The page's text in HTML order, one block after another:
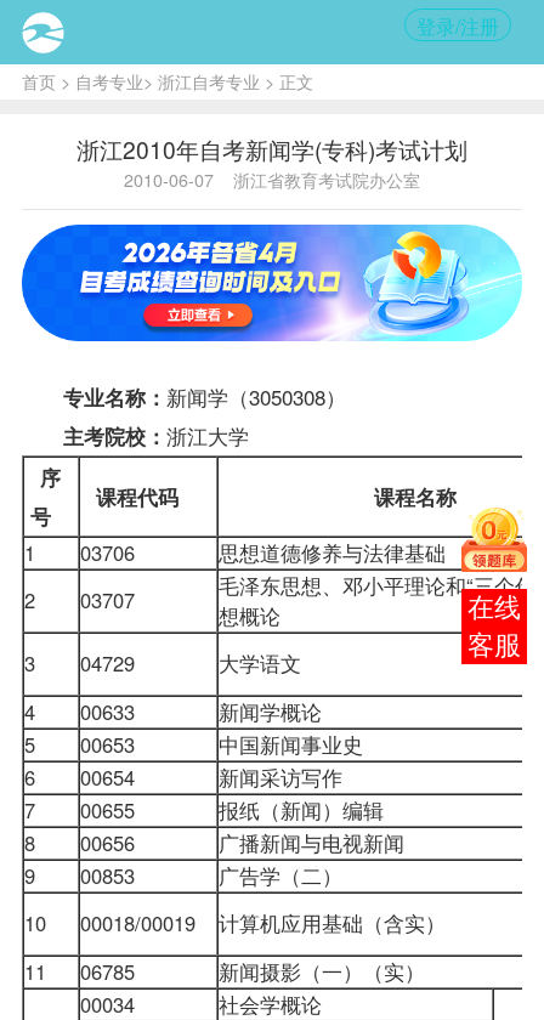
登录/注册
首页> 自考专业> 浙江自考专业 > 正文
浙江2010年自考新闻学(专科)考试计划
2010-06-07 浙江省教育考试院办公室
专业名称： 新闻学（3050308）
主考院校： 浙江大学
序
号
课程代码
课程名称
1
03706
思想道德修养与法律基础
2
03707
毛泽东思想、邓小平理论和“三个代
想概论
3
04729
大学语文
4
00633
新闻学概论
5
00653
中国新闻事业史
6
00654
新闻采访写作
7
00655
报纸（新闻）编辑
8
00656
广播新闻与电视新闻
9
00853
广告学（二）
10
00018/00019 计算机应用基础 （含实）
11
06785 新闻摄影 （一）（实）
00034 社会学概论
报考
咨询